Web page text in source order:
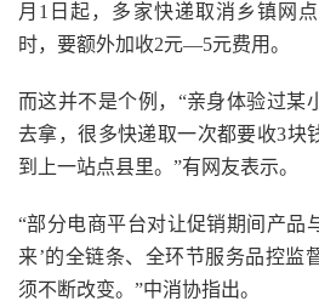
月1日起，多家快递取消乡镇网
时，要额外加收2元—5元费用。
而这并不是个例，“亲身体验过某
去拿，很多快递取一次都要收3块
到上一站点县里。”有网友表示。
“部分电商平台对让促销期间产品
来’的全链条、全环节服务品控监
须不断改变。”中消协指出。